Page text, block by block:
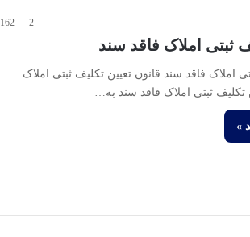
2
162
ثبتی املاک فاقد سند
املاک فاقد سند قانون تعیین تکلیف ثبتی املاک
تکلیف ثبتی املاک فاقد سند به…
»